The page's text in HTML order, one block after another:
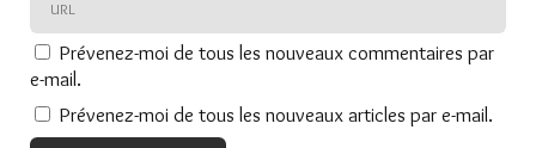
Prévenez-moi de tous les nouveaux commentaires par
e-mail.
Prévenez-moi de tous les nouveaux articles par e-mail.